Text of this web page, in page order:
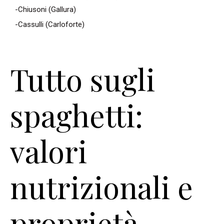
-Chiusoni (Gallura)
-Cassulli (Carloforte)
Tutto sugli
spaghetti:
valori
nutrizionali e